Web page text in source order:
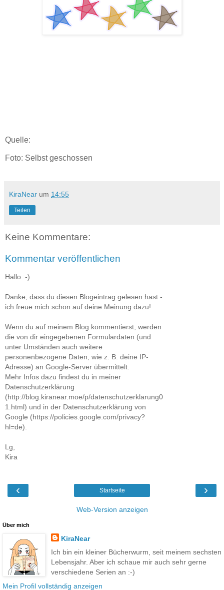
Quelle:
Foto: Selbst geschossen
KiraNear um 14:55
Teilen
Keine Kommentare:
Kommentar veröffentlichen
Hallo :-)
Danke, dass du diesen Blogeintrag gelesen hast -
ich freue mich schon auf deine Meinung dazu!
Wenn du auf meinem Blog kommentierst, werden
die von dir eingegebenen Formulardaten (und
unter Umständen auch weitere
personenbezogene Daten, wie z. B. deine IP-
Adresse) an Google-Server übermittelt.
Mehr Infos dazu findest du in meiner
Datenschutzerklärung
(http://blog.kiranear.moe/p/datenschutzerklarung0
1.html) und in der Datenschutzerklärung von
Google (https://policies.google.com/privacy?
hl=de).
Lg,
Kira
‹ ›
Startseite
Web-Version anzeigen
Über mich
KiraNear
Ich bin ein kleiner Bücherwurm, seit meinem sechsten
Lebensjahr. Aber ich schaue mir auch sehr gerne
verschiedene Serien an :-)
Mein Profil vollständig anzeigen